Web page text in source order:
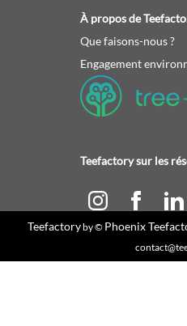
À propos de
Que faisons-nous ?
Engagement
Teefactory sur les
Teefactoryby © Phoenix